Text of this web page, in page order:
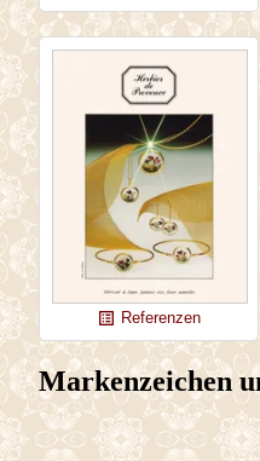
list_alt Referenzen
Markenzeichen